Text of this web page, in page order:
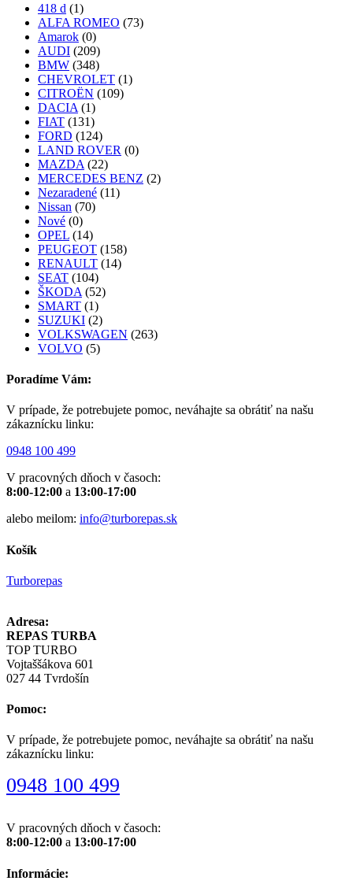
418 d (1)
ALFA ROMEO (73)
Amarok (0)
AUDI (209)
BMW (348)
CHEVROLET (1)
CITROËN (109)
DACIA (1)
FIAT (131)
FORD (124)
LAND ROVER (0)
MAZDA (22)
MERCEDES BENZ (2)
Nezaradené (11)
Nissan (70)
Nové (0)
OPEL (14)
PEUGEOT (158)
RENAULT (14)
SEAT (104)
ŠKODA (52)
SMART (1)
SUZUKI (2)
VOLKSWAGEN (263)
VOLVO (5)
Poradíme Vám:
V prípade, že potrebujete pomoc, neváhajte sa obrátiť na našu
zákaznícku linku:
0948 100 499
V pracovných dňoch v časoch:
8:00-12:00 a 13:00-17:00
alebo meilom: info@turborepas.sk
Košík
Turborepas
Adresa:
REPAS TURBA
TOP TURBO
Vojtaššákova 601
027 44 Tvrdošín
Pomoc:
V prípade, že potrebujete pomoc, neváhajte sa obrátiť na našu
zákaznícku linku:
0948 100 499
V pracovných dňoch v časoch:
8:00-12:00 a 13:00-17:00
Informácie: